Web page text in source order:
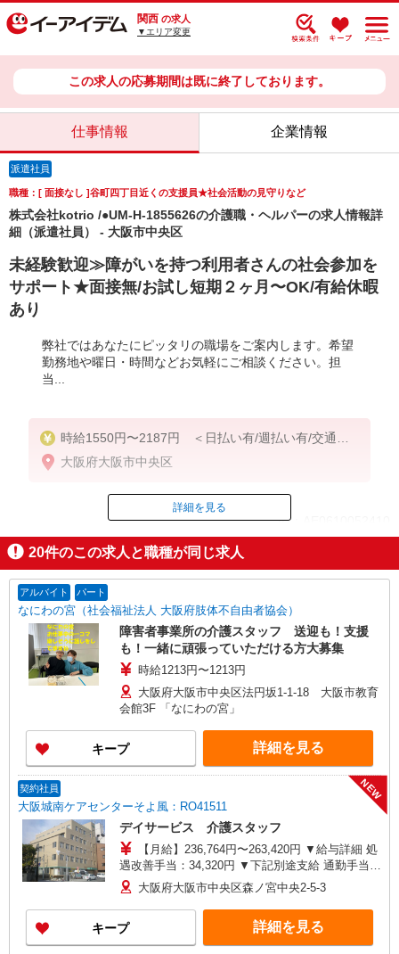
関西 の求人
▼エリア変更
この求人の応募期間は既に終了しております。
仕事情報 企業情報
派遣社員
職種：[ 面接なし ]谷町四丁目近くの支援員★社会活動の見守りなど
株式会社kotrio /●UM-H-1855626の介護職・ヘルパーの求人情報詳
細（派遣社員） - 大阪市中央区
未経験歓迎≫障がいを持つ利用者さんの社会参加を
サポート★面接無/お試し短期２ヶ月〜OK/有給休暇
あり
弊社ではあなたにピッタリの職場をご案内します。希望
勤務地や曜日・時間などお気軽にご相談ください。担
当...
時給1550円〜2187円 ＜日払い有/週払い有/交通費
全支給(ガソリン代含む)＞
大阪府大阪市中央区
ID：AE0610052410
掲載期間終了
詳細を見る
20件のこの求人と職種が同じ求人
アルバイト パート
なにわの宮（社会福祉法人 大阪府肢体不自由者協会）
障害者事業所の介護スタッフ 送迎も！支援
も！一緒に頑張っていただける方大募集
時給1213円〜1213円
大阪府大阪市中央区法円坂1-1-18 大阪市教育
会館3F 「なにわの宮」
キープ 詳細を見る
契約社員
大阪城南ケアセンターそよ風：RO41511
NEW
デイサービス 介護スタッフ
【月給】236,764円〜263,420円 ▼給与詳細 処
遇改善手当：34,320円 ▼下記別途支給 通勤手当
年末年始手当：380円/時 寸志あり：年2回（6月・
12月） ※業績による 特別報酬：平均33.8万円（最
高額130万円） ※2025年6月支給実績 ※処遇改善
手当は試用期間中(3ヶ月)は支給なし
大阪府大阪市中央区森ノ宮中央2-5-3
キープ 詳細を見る